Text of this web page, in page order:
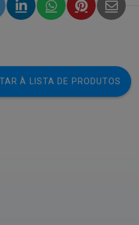
À LISTA DE PRODUTOS